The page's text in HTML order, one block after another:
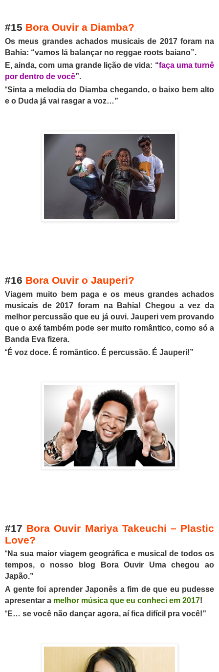
#15 Bora Ouvir a Diamba?
Os meus grandes achados musicais de 2017 foram na
Bahia: “vamos lá balançar no reggae roots baiano”.
E, ainda, com uma grande lição de vida: “faça uma turnê
por dentro de você”.
“Sinta a melodia do Diamba chegando, o baixo bem alto
e o Duda já vai rasgar a voz…”
#16 Bora Ouvir o Jauperi?
Viagem muito bem paga e os meus grandes achados
musicais de 2017 foram na Bahia! Chegou a vez da
melhor percussão que eu já ouvi. Jauperi vem provando
que o axé também pode ser muito romântico, como só a
Banda Eva fizera.
“É voz doce. É romântico. É percussão. É Jauperi!”
#17 Bora Ouvir Mariya Takeuchi – Plastic
Love?
“Na sua maior viagem geográfica e musical de todos os
tempos, o nosso blog Bora Ouvir Uma chegou ao
Japão.”
A gente foi aprender Japonês a fim de que eu pudesse
apresentar a melhor música que eu conheci em 2017!
“E… se você não dançar agora, aí fica difícil pra você!”